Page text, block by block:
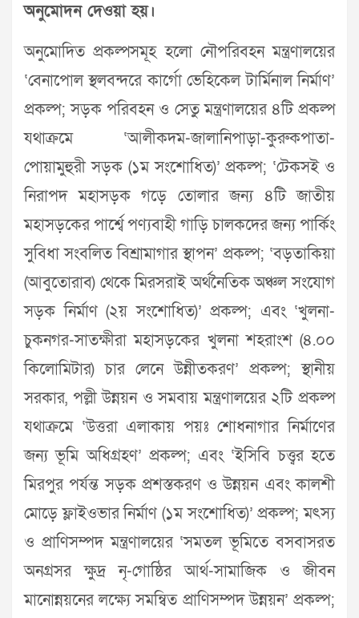
অনুমোদন দেওয়া হয়।
অনুমোদিত প্রকল্পসমূহ হলো নৌপরিবহন মন্ত্রণালয়ের
‘বেনাপোল স্থলবন্দরে কার্গো ভেহিকেল টার্মিনাল নির্মাণ’
প্রকল্প; সড়ক পরিবহন ও সেতু মন্ত্রণালয়ের ৪টি প্রকল্প
যথাক্রমে ‘আলীকদম-জালানিপাড়া-কুরুকপাতা-
পোয়ামুহুরী সড়ক (১ম সংশোধিত)’ প্রকল্প; ‘টেকসই ও
নিরাপদ মহাসড়ক গড়ে তোলার জন্য ৪টি জাতীয়
মহাসড়কের পার্শ্বে পণ্যবাহী গাড়ি চালকদের জন্য পার্কিং
সুবিধা সংবলিত বিশ্রামাগার স্থাপন’ প্রকল্প; ‘বড়তাকিয়া
(আবুতোরাব) থেকে মিরসরাই অর্থনৈতিক অঞ্চল সংযোগ
সড়ক নির্মাণ (২য় সংশোধিত)’ প্রকল্প; এবং ‘খুলনা-
চুকনগর-সাতক্ষীরা মহাসড়কের খুলনা শহরাংশ (৪.০০
কিলোমিটার) চার লেনে উন্নীতকরণ’ প্রকল্প; স্থানীয়
সরকার, পল্লী উন্নয়ন ও সমবায় মন্ত্রণালয়ের ২টি প্রকল্প
যথাক্রমে ‘উত্তরা এলাকায় পয়ঃ শোধনাগার নির্মাণের
জন্য ভূমি অধিগ্রহণ’ প্রকল্প; এবং ‘ইসিবি চত্ত্বর হতে
মিরপুর পর্যন্ত সড়ক প্রশস্তকরণ ও উন্নয়ন এবং কালশী
মোড়ে ফ্লাইওভার নির্মাণ (১ম সংশোধিত)’ প্রকল্প; মৎস্য
ও প্রাণিসম্পদ মন্ত্রণালয়ের ‘সমতল ভূমিতে বসবাসরত
অনগ্রসর ক্ষুদ্র নৃ-গোষ্ঠির আর্থ-সামাজিক ও জীবন
মানোন্নয়নের লক্ষ্যে সমন্বিত প্রাণিসম্পদ উন্নয়ন’ প্রকল্প;